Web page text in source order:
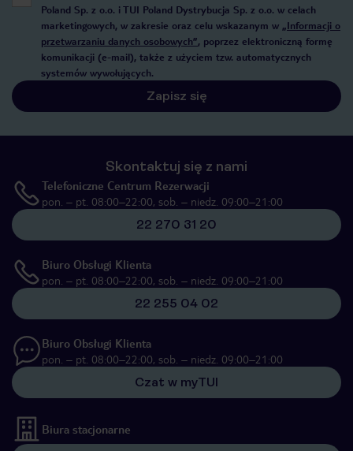
Poland Sp. z o.o. i TUI Poland Dystrybucja Sp. z o.o. w celach
marketingowych, w zakresie oraz celu wskazanym w „Informacji o
przetwarzaniu danych osobowych”, poprzez elektroniczną formę
komunikacji (e-mail), także z użyciem tzw. automatycznych
systemów wywołujących.
Zapisz się
Skontaktuj się z nami
Telefoniczne Centrum Rezerwacji
pon. – pt. 08:00–22:00, sob. – niedz. 09:00–21:00
22 270 31 20
Biuro Obsługi Klienta
pon. – pt. 08:00–22:00, sob. – niedz. 09:00–21:00
22 255 04 02
Biuro Obsługi Klienta
pon. – pt. 08:00–22:00, sob. – niedz. 09:00–21:00
Czat w myTUI
Biura stacjonarne